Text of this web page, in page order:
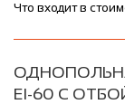
Что входит в
EI-60 С